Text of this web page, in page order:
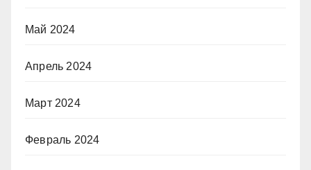
Май 2024
Апрель 2024
Март 2024
Февраль 2024